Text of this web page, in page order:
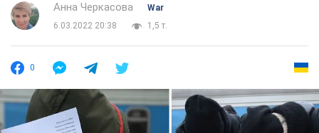
Анна Черкасова
War
6.03.2022 20:38
1,5 т.
0